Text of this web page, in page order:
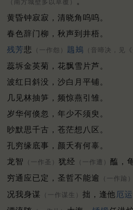
（南方城壁多以草覆）
黄昏钟寂寂，清晓角呜呜。
春色辞门柳，秋声到井梧。
残芳悲 （一作怨） 鶗鴂 （音啼决，见
蕊坼金英菊，花飘雪片芦。
波红日斜没，沙白月平铺。
几见林抽笋，频惊燕引雏。
岁华何倏忽，年少不须臾。
眇默思千古，苍茫想八区。
孔穷缘底事，颜夭有何辜。
龙智
（一作圣） 犹经 （一作遭） 醢，
穷通应已定，圣哲不能逾
（一作踰）
况我身谋
（一作谋生） 拙，逢他 厄运